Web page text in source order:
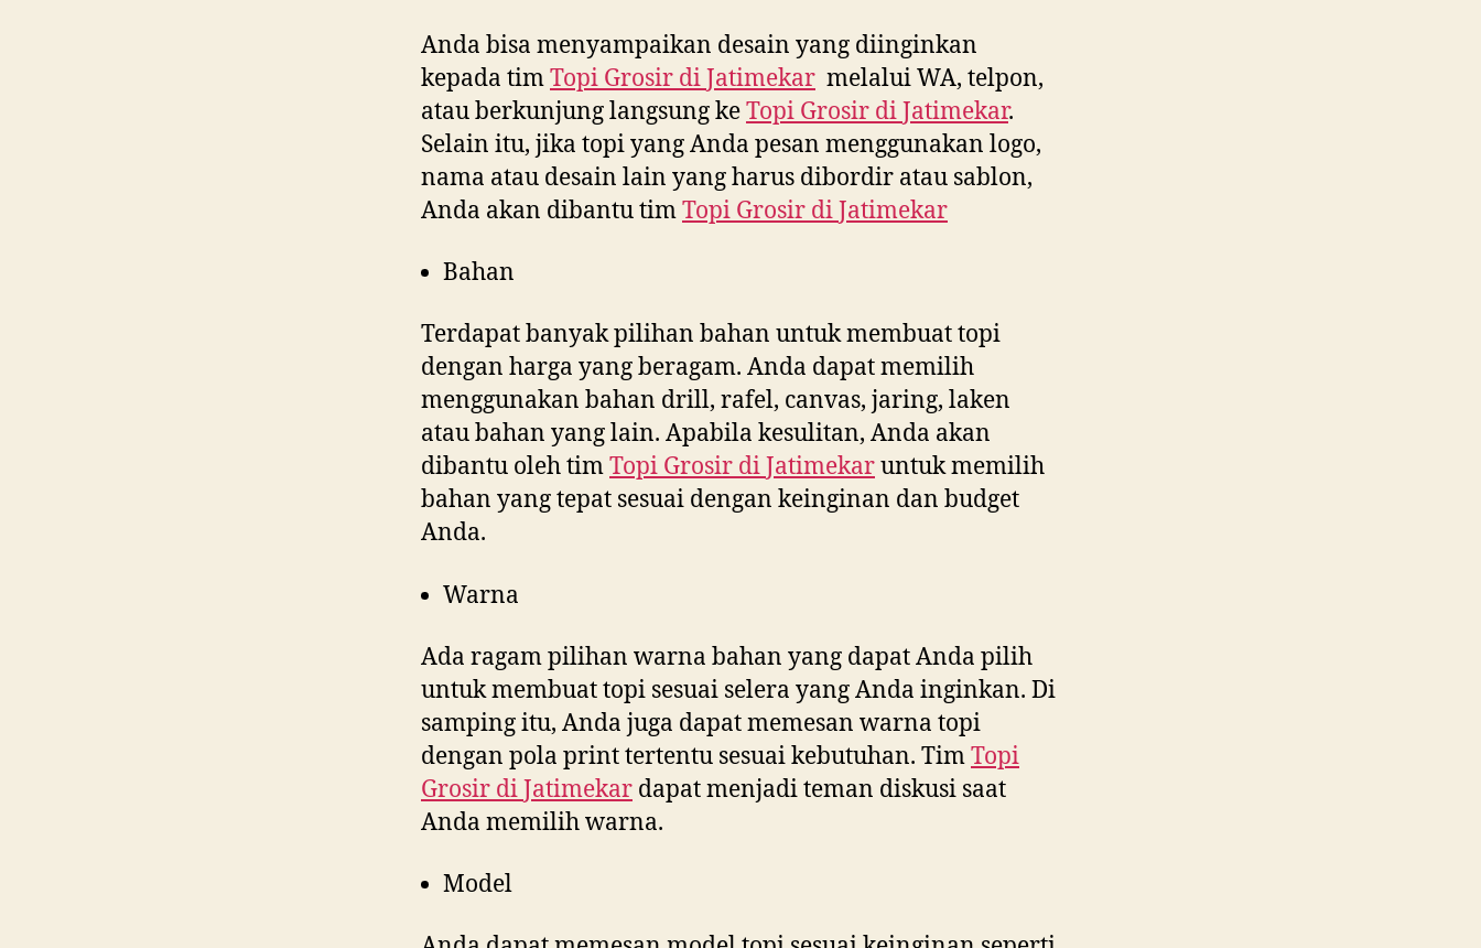
Anda bisa menyampaikan desain yang diinginkan
kepada timTopi Grosir diJatimekar melalui WA, telpon,
atau berkunjung langsung keTopi Grosir diJatimekar.
Selain itu, jika topi yang Anda pesan menggunakan logo,
nama atau desain lain yang harus dibordir atau sablon,
Anda akan dibantu timTopi Grosir diJatimekar
Bahan
Terdapat banyak pilihan bahan untuk membuat topi
dengan harga yang beragam. Anda dapat memilih
menggunakan bahan drill, rafel, canvas, jaring, laken
atau bahan yang lain. Apabila kesulitan, Anda akan
dibantu oleh timTopi Grosir diJatimekaruntuk memilih
bahan yang tepat sesuai dengan keinginan dan budget
Anda.
Warna
Ada ragam pilihan warna bahan yang dapat Anda pilih
untuk membuat topi sesuai selera yang Anda inginkan. Di
samping itu, Anda juga dapat memesan warna topi
dengan pola print tertentu sesuai kebutuhan. TimTopi
Grosir diJatimekar dapat menjadi teman diskusi saat
Anda memilih warna.
Model